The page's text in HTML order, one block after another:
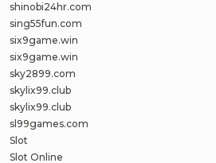
shinobi24hr.com
sing55fun.com
six9game.win
six9game.win
sky2899.com
skylix99.club
skylix99.club
sl99games.com
Slot
Slot Online